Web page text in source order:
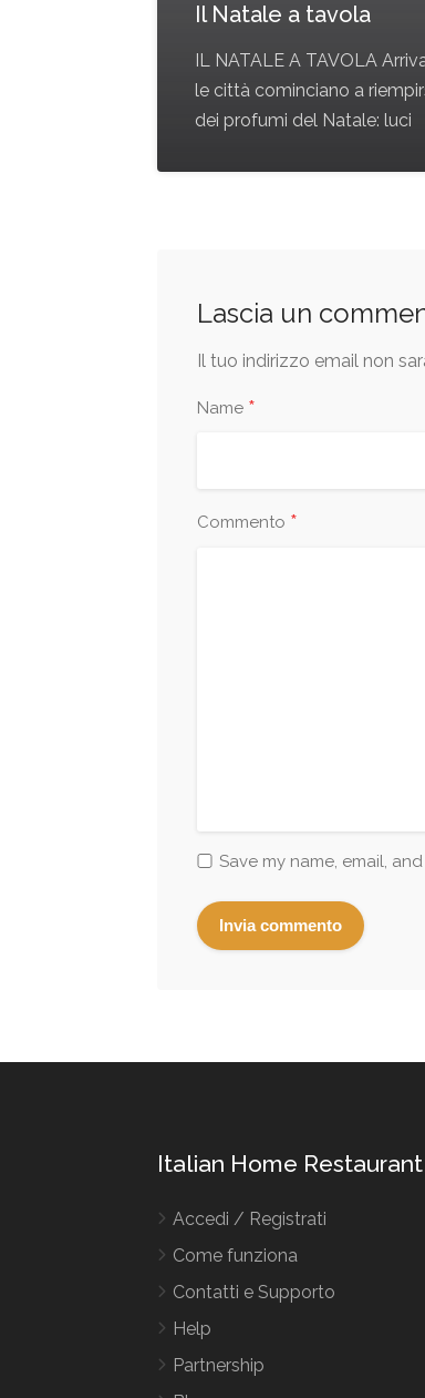
Il Natale a tavola
IL NATALE A TAVOLA
le città cominciano a
dei profumi del Natale: luci
Lascia un
Il tuo indirizzo email non
Name *
Commento *
Save my name, email,
Italian Home Restaurant
Accedi / Registrati
Come funziona
Contatti e Supporto
Help
Partnership